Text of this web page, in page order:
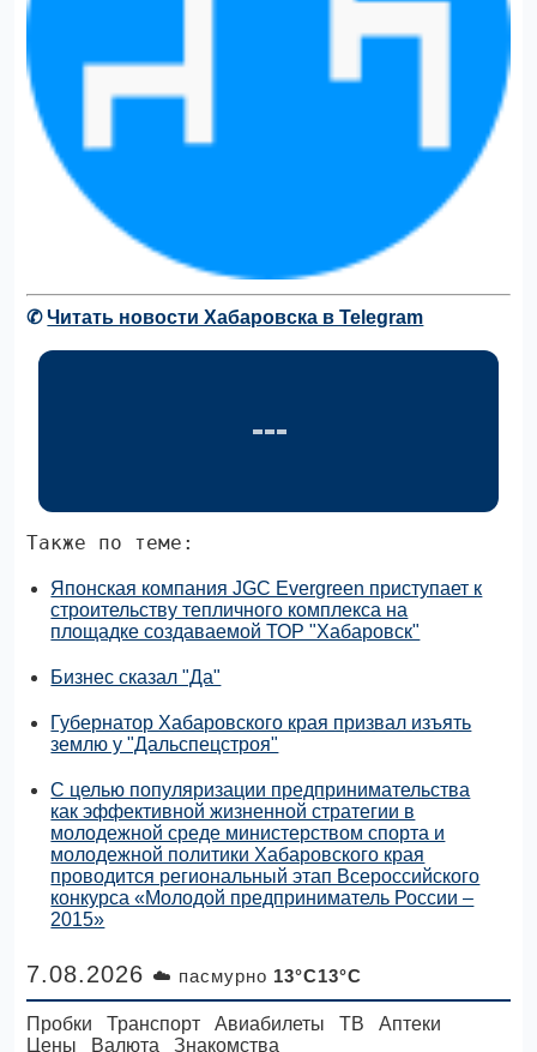
✆Читать новости Хабаровска в Telegram
Также по теме:
Японская компания JGC Evergreen приступает к
строительству тепличного комплекса на
площадке создаваемой ТОР "Хабаровск"
Бизнес сказал "Да"
Губернатор Хабаровского края призвал изъять
землю у "Дальспецстроя"
С целью популяризации предпринимательства
как эффективной жизненной стратегии в
молодежной среде министерством спорта и
молодежной политики Хабаровского края
проводится региональный этап Всероссийского
конкурса «Молодой предприниматель России –
2015»
7.08.2026 ☁️ пасмурно 13°C13°C
Пробки Транспорт Авиабилеты ТВ
Аптеки
Цены
Валюта Знакомства